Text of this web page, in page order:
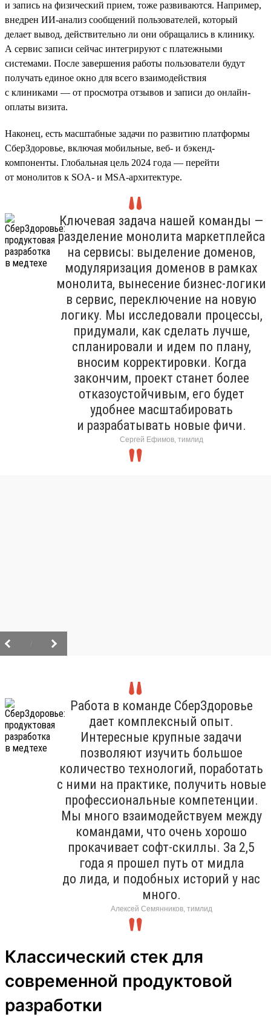
и запись на физический прием, тоже развиваются. Например,
внедрен ИИ-анализ сообщений пользователей, который
делает вывод, действительно ли они обращались в клинику.
А сервис записи сейчас интегрируют с платежными
системами. После завершения работы пользователи будут
получать единое окно для всего взаимодействия
с клиниками — от просмотра отзывов и записи до онлайн-
оплаты визита.
Наконец, есть масштабные задачи по развитию платформы
СберЗдоровье, включая мобильные, веб- и бэкенд-
компоненты. Глобальная цель 2024 года — перейти
от монолитов к SOA- и MSA-архитектуре.
Ключевая задача нашей команды —
разделение монолита маркетплейса
на сервисы: выделение доменов,
модуляризация доменов в рамках
монолита, вынесение бизнес-логики
в сервис, переключение на новую
логику. Мы исследовали процессы,
придумали, как сделать лучше,
спланировали и идем по плану,
вносим корректировки. Когда
закончим, проект станет более
отказоустойчивым, его будет
удобнее масштабировать
и разрабатывать новые фичи.
Сергей Ефимов, тимлид
Работа в команде СберЗдоровье
дает комплексный опыт.
Интересные крупные задачи
позволяют изучить большое
количество технологий, поработать
с ними на практике, получить новые
профессиональные компетенции.
Мы много взаимодействуем между
командами, что очень хорошо
прокачивает софт-скиллы. За 2,5
года я прошел путь от мидла
до лида, и подобных историй у нас
много.
Алексей Семянников, тимлид
Классический стек для
современной продуктовой
разработки